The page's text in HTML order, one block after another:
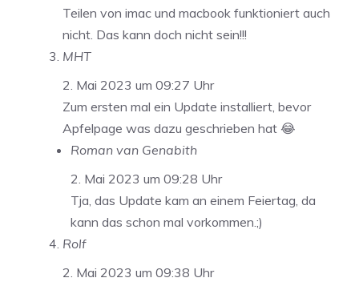
Teilen von imac und macbook funktioniert auch
nicht. Das kann doch nicht sein!!!
MHT
2. Mai 2023 um 09:27 Uhr
Zum ersten mal ein Update installiert, bevor
Apfelpage was dazu geschrieben hat 😂
Roman van Genabith
2. Mai 2023 um 09:28 Uhr
Tja, das Update kam an einem Feiertag, da
kann das schon mal vorkommen.;)
Rolf
2. Mai 2023 um 09:38 Uhr